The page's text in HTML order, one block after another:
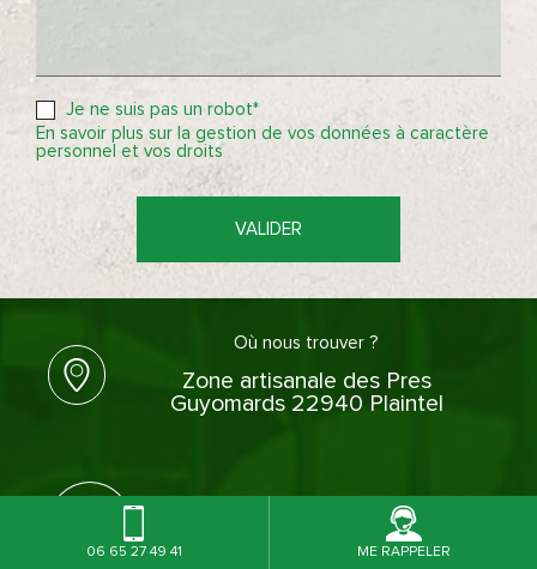
Je ne suis pas un robot*
En savoir plus sur la gestion de vos données à caractère
personnel et vos droits
VALIDER
Où nous trouver ?
Zone artisanale des Pres
Guyomards 22940 Plaintel
06 65 27 49 41
06 65 27 49 41 ME RAPPELER